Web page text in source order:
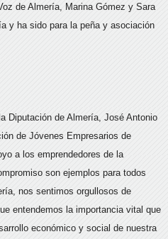
de Almería, Marina Gómez y Sara
y ha sido para la peña y asociación
Diputación de Almería, José Antonio
de Jóvenes Empresarios de
a los emprendedores de la
son ejemplos para todos
nos sentimos orgullosos de
entendemos la importancia vital que
económico y social de nuestra